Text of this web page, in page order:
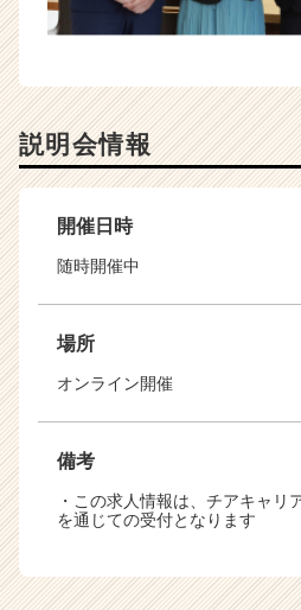
説明会情報
開催日時
随時開催中
場所
オンライン開催
備考
・この求人情報は、チアキャリ
を通じての受付となります